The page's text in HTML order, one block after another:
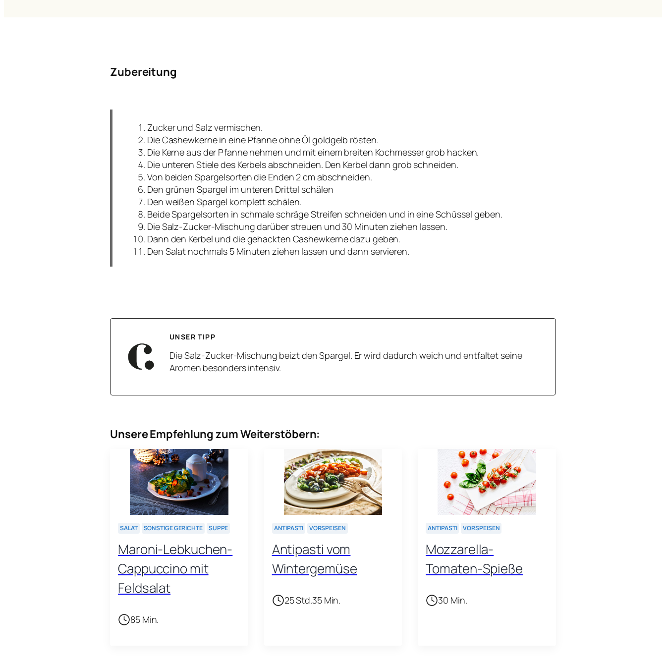
Zubereitung
Zucker und Salz vermischen.
Die Cashewkerne in eine Pfanne ohne Öl goldgelb rösten.
Die Kerne aus der Pfanne nehmen und mit einem breiten Kochmesser grob hacken.
Die unteren Stiele des Kerbels abschneiden. Den Kerbel dann grob schneiden.
Von beiden Spargelsorten die Enden 2 cm abschneiden.
Den grünen Spargel im unteren Drittel schälen
Den weißen Spargel komplett schälen.
Beide Spargelsorten in schmale schräge Streifen schneiden und in eine Schüssel geben.
Die Salz-Zucker-Mischung darüber streuen und 30 Minuten ziehen lassen.
Dann den Kerbel und die gehackten Cashewkerne dazu geben.
Den Salat nochmals 5 Minuten ziehen lassen und dann servieren.
UNSER TIPP
Die Salz-Zucker-Mischung beizt den Spargel. Er wird dadurch weich und entfaltet seine
Aromen besonders intensiv.
Unsere Empfehlung zum Weiterstöbern:
SALAT SONSTIGE GERICHTE SUPPE
Maroni-Lebkuchen-
Cappuccino mit
Feldsalat
85 Min.
ANTIPASTI VORSPEISEN
Antipasti vom
Wintergemüse
25 Std.35 Min.
ANTIPASTI VORSPEISEN
Mozzarella-
Tomaten-Spieße
30 Min.